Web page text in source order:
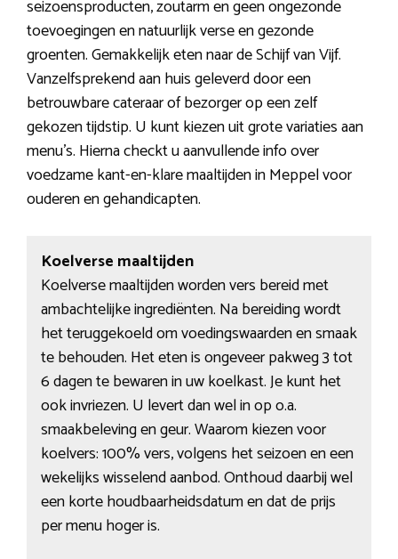
seizoensproducten, zoutarm en geen ongezonde
toevoegingen en natuurlijk verse en gezonde
groenten. Gemakkelijk eten naar de Schijf van Vijf.
Vanzelfsprekend aan huis geleverd door een
betrouwbare cateraar of bezorger op een zelf
gekozen tijdstip. U kunt kiezen uit grote variaties aan
menu’s. Hierna checkt u aanvullende info over
voedzame kant-en-klare maaltijden in Meppel voor
ouderen en gehandicapten.
Koelverse maaltijden
Koelverse maaltijden worden vers bereid met
ambachtelijke ingrediënten. Na bereiding wordt
het teruggekoeld om voedingswaarden en smaak
te behouden. Het eten is ongeveer pakweg 3 tot
6 dagen te bewaren in uw koelkast. Je kunt het
ook invriezen. U levert dan wel in op o.a.
smaakbeleving en geur. Waarom kiezen voor
koelvers: 100% vers, volgens het seizoen en een
wekelijks wisselend aanbod. Onthoud daarbij wel
een korte houdbaarheidsdatum en dat de prijs
per menu hoger is.